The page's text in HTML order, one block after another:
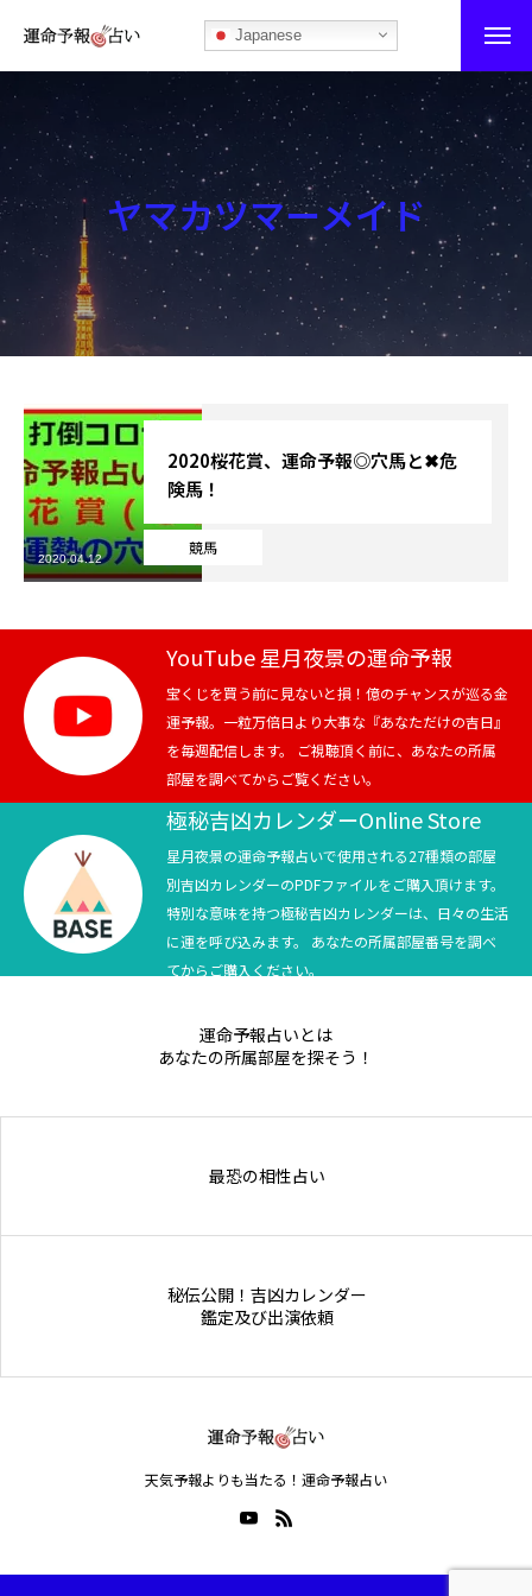
Japanese
運命予報占い
運命予報占いとは
あなたの所属部屋を探そう！
最恐の相性占い
秘伝公開！吉凶カレンダー
ブログ
お知らせ
芸能界
テニス
スポーツ
競馬
テニス四大大会・五輪
テニス四大大会・五輪
ヤマカツマーメイド
競馬
2020桜花賞、運命予報◎穴馬と✖危
険馬！
2020.04.12
YouTube 星月夜景の運命予報
宝くじを買う前に見ないと損！億のチャンスが巡る金
運予報。一粒万倍日より大事な『あなただけの吉日』
を毎週配信します。 ご視聴頂く前に、あなたの所属
部屋を調べてからご覧ください。
極秘吉凶カレンダーOnline Store
星月夜景の運命予報占いで使用される27種類の部屋
別吉凶カレンダーのPDFファイルをご購入頂けます。
特別な意味を持つ極秘吉凶カレンダーは、日々の生活
に運を呼び込みます。 あなたの所属部屋番号を調べ
てからご購入ください。
運命予報占いとは
あなたの所属部屋を探そう！
最恐の相性占い
秘伝公開！吉凶カレンダー
鑑定及び出演依頼
天気予報よりも当たる！運命予報占い